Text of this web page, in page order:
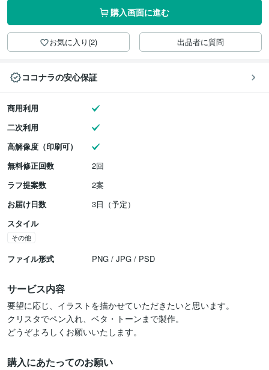
購入画面に進む
お気に入り(2) 出品者に質問
ココナラの安心保証
商用利用
二次利用
高解像度（印刷可）
無料修正回数
2回
ラフ提案数
2案
お届け日数
3日（予定）
スタイル
その他
ファイル形式 PNG / JPG / PSD
サービス内容
要望に応じ、イラストを描かせていただきたいと思います。
クリスタでペン入れ、ベタ・トーンまで製作。
どうぞよろしくお願いいたします。
購入にあたってのお願い